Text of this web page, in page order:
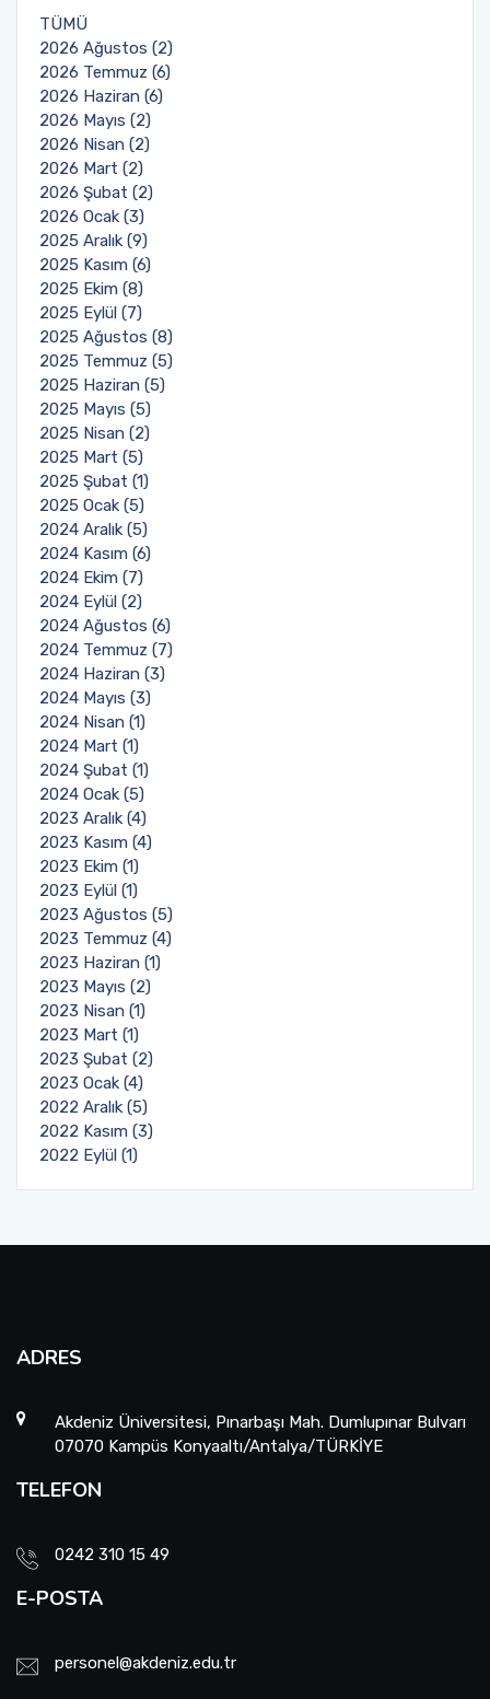
TÜMÜ
2026 Ağustos (2)
2026 Temmuz (6)
2026 Haziran (6)
2026 Mayıs (2)
2026 Nisan (2)
2026 Mart (2)
2026 Şubat (2)
2026 Ocak (3)
2025 Aralık (9)
2025 Kasım (6)
2025 Ekim (8)
2025 Eylül (7)
2025 Ağustos (8)
2025 Temmuz (5)
2025 Haziran (5)
2025 Mayıs (5)
2025 Nisan (2)
2025 Mart (5)
2025 Şubat (1)
2025 Ocak (5)
2024 Aralık (5)
2024 Kasım (6)
2024 Ekim (7)
2024 Eylül (2)
2024 Ağustos (6)
2024 Temmuz (7)
2024 Haziran (3)
2024 Mayıs (3)
2024 Nisan (1)
2024 Mart (1)
2024 Şubat (1)
2024 Ocak (5)
2023 Aralık (4)
2023 Kasım (4)
2023 Ekim (1)
2023 Eylül (1)
2023 Ağustos (5)
2023 Temmuz (4)
2023 Haziran (1)
2023 Mayıs (2)
2023 Nisan (1)
2023 Mart (1)
2023 Şubat (2)
2023 Ocak (4)
2022 Aralık (5)
2022 Kasım (3)
2022 Eylül (1)
ADRES
Akdeniz Üniversitesi, Pınarbaşı Mah. Dumlupınar Bulvarı
07070 Kampüs Konyaaltı/Antalya/TÜRKİYE
TELEFON
0242 310 15 49
E-POSTA
personel@akdeniz.edu.tr